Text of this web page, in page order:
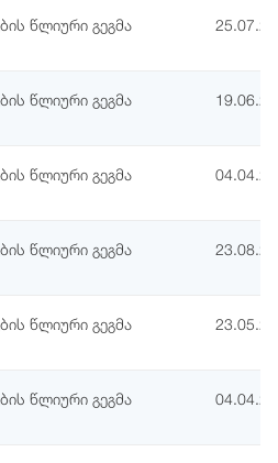
წლიური გეგმა
წლიური გეგმა
წლიური გეგმა
წლიური გეგმა
წლიური გეგმა
წლიური გეგმა